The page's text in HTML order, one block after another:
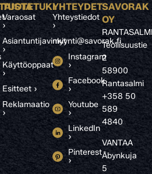
TUOTETUKI
Varaosat
›
Asiantuntijavinkit
›
Käyttöoppaat
›
Esitteet ›
Reklamaatio
›
YHTEYDET
Yhteystiedot
›
myynti@savorak.fi
Instagram
›
Facebook
›
Youtube
›
LinkedIn
›
Pinterest
›
SAVORAK
OY
Teollisuustie
2
58900
Rantasalmi
+358 50
589
4840
VANTAA
Åbynkuja
5